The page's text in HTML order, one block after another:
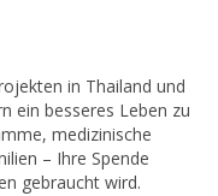
in Thailand und
ein besseres Leben zu
medizinische
– Ihre Spende
gebraucht wird.